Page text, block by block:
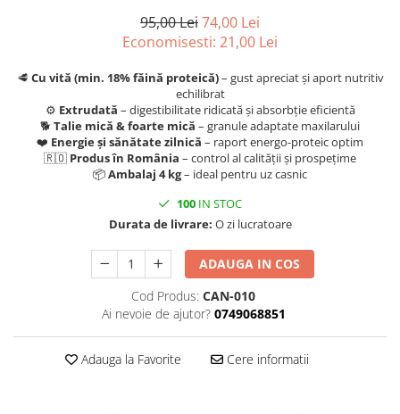
95,00 Lei74,00 Lei
Economisesti: 21,00 Lei
🥩 Cu vită (min. 18% făină proteică)– gust apreciat și aport nutritiv
echilibrat
⚙️ Extrudată – digestibilitate ridicată și absorbție eficientă
🐕Talie mică & foarte mică – granule adaptate maxilarului
❤️ Energie și sănătate zilnică – raport energo-proteic optim
🇷🇴 Produs în România – control al calității și prospețime
📦Ambalaj 4 kg– ideal pentru uz casnic
100 IN STOC
Durata de livrare: O zi lucratoare
ADAUGA IN COS
Cod Produs: CAN-010
Ai nevoie de ajutor? 0749068851
Adauga la Favorite Cere informatii